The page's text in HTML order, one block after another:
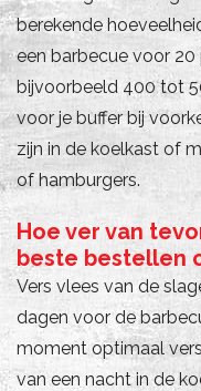
berekende
een barbecue voor
bijvoorbeeld 400 tot
voor je buffer bij
zijn in de koelkast of
of hamburgers.
Hoe ver van
beste bestellen
Vers vlees van de
dagen voor de
moment optimaal
van een nacht in de